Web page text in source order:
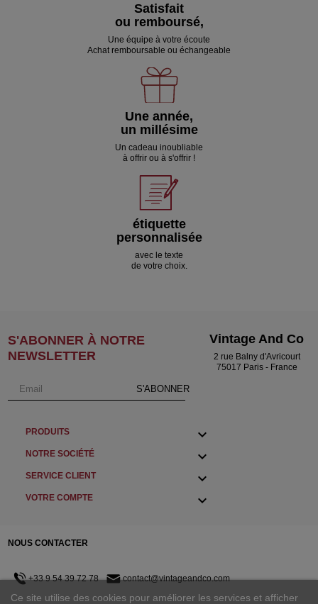
Ce site utilise des cookies pour améliorer les services et afficher
Satisfait
ou remboursé,
Une équipe à votre écoute
Achat remboursable ou échangeable
Une année,
un millésime
Un cadeau inoubliable
à offrir ou à s'offrir !
étiquette
personnalisée
avec le texte
de votre choix.
S'ABONNER À NOTRE
NEWSLETTER
S'ABONNER
PRODUITS 
NOTRE SOCIÉTÉ 
SERVICE CLIENT 
VOTRE COMPTE 
Vintage And Co
2 rue Balny d'Avricourt
75017 Paris - France
NOUS CONTACTER
+33 9 54 39 72 78 contact@vintageandco.com